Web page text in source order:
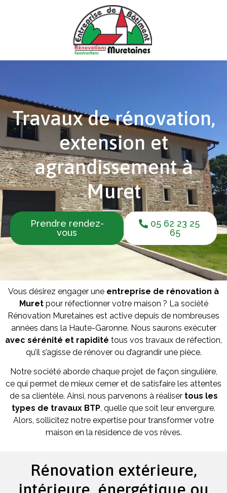
Travaux de rénovation,
extension et
agrandissement à
Muret
Prendre rendez-
vous
05 62 23 25
65
Vous désirez engager une entreprise de rénovation à
Muretpour réfectionner votre maison ? La société
Rénovation Muretaines est active depuis de nombreuses
années dans la Haute-Garonne. Nous saurons exécuter
avec sérénité et rapidité tous vos travaux de réfection,
qu’il s’agisse de rénover ou d’agrandir une pièce.
Notre société aborde chaque projet de façon singulière,
ce qui permet de mieux cerner et de satisfaire les attentes
de sa clientèle. Ainsi, nous parvenons à réaliser tous les
types de travaux BTP, quelle que soit leur envergure.
Alors, sollicitez notre expertise pour transformer votre
maison en la résidence de vos rêves.
Rénovation extérieure,
intérieure, énergétique ou